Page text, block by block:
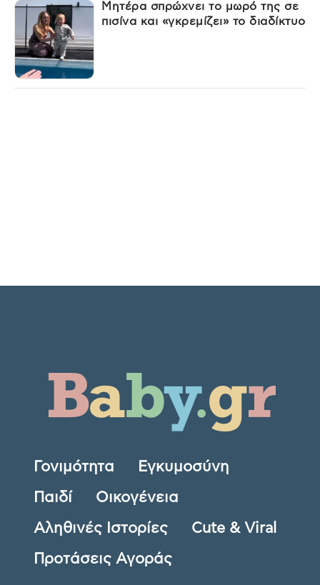
Μητέρα σπρώχνει το μωρό της σε
πισίνα και «γκρεμίζει» το διαδίκτυο
Γονιμότητα Εγκυμοσύνη
Παιδί Οικογένεια
Αληθινές Ιστορίες Cute & Viral
Προτάσεις Αγοράς